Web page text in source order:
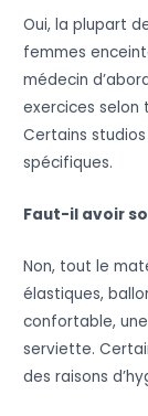
Oui, la plupart
femmes
médecin
exercices
Certains
spécifiques.
Faut-il avoir
Non, tout le
élastiques,
confortable,
serviette.
des raisons